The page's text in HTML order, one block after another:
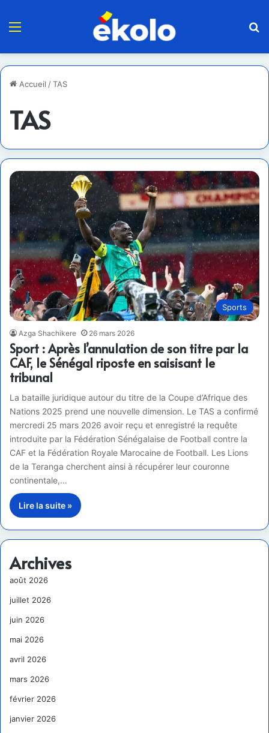
Menu
Accueil /TAS
TAS
Sports
Azga Shachikere 26 mars 2026
Sport : Après l’annulation de son titre par la
CAF, le Sénégal riposte en saisisant le
tribunal
La bataille juridique autour du titre de la Coupe d’Afrique des
Nations 2025 prend une nouvelle dimension. Le TAS a confirmé
mercredi 25 mars 2026 avoir reçu et enregistré la requête
introduite par la Fédération Sénégalaise de Football contre la
CAF et la Fédération Royale Marocaine de Football. Les Lions
de la Teranga cherchent ainsi à récupérer leur couronne
continentale,…
Lire la suite »
Archives
août 2026
juillet 2026
juin 2026
mai 2026
avril 2026
mars 2026
février 2026
janvier 2026